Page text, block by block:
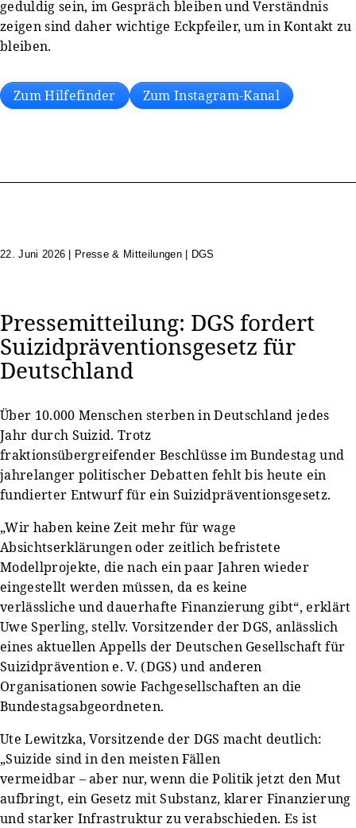
geduldig sein, im Gespräch bleiben und Verständnis
zeigen sind daher wichtige Eckpfeiler, um in Kontakt zu
bleiben.
Zum Hilfefinder Zum Instagram-Kanal
22. Juni 2026 | Presse & Mitteilungen | DGS
Pressemitteilung: DGS fordert
Suizidpräventionsgesetz für
Deutschland
Über 10.000 Menschen sterben in Deutschland jedes
Jahr durch Suizid. Trotz
fraktionsübergreifender Beschlüsse im Bundestag und
jahrelanger politischer Debatten fehlt bis heute ein
fundierter Entwurf für ein Suizidpräventionsgesetz.
„Wir haben keine Zeit mehr für wage
Absichtserklärungen oder zeitlich befristete
Modellprojekte, die nach ein paar Jahren wieder
eingestellt werden müssen, da es keine
verlässliche und dauerhafte Finanzierung gibt“, erklärt
Uwe Sperling, stellv. Vorsitzender der DGS, anlässlich
eines aktuellen Appells der Deutschen Gesellschaft für
Suizidprävention e. V. (DGS) und anderen
Organisationen sowie Fachgesellschaften an die
Bundestagsabgeordneten.
Ute Lewitzka, Vorsitzende der DGS macht deutlich:
„Suizide sind in den meisten Fällen
vermeidbar – aber nur, wenn die Politik jetzt den Mut
aufbringt, ein Gesetz mit Substanz, klarer Finanzierung
und starker Infrastruktur zu verabschieden. Es ist